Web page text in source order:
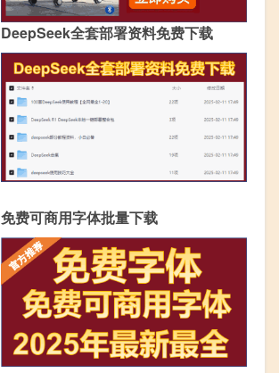
DeepSeek全套部署资料免费下载
免费可商用字体批量下载